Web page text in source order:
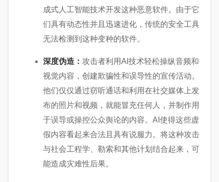
成式人工智能技术开发这种恶意软件。由于它
们具有动态性并且迅速进化，传统的安全工具
无法检测到这种变种的软件。
深度伪造： 攻击者利用AI技术轻松操纵音频和
视觉内容，创建欺骗性和误导性的宣传活动。
他们仅仅通过窃听通话和利用在社交媒体上发
布的照片和视频，就能冒充任何人，并制作用
于误导或操控公众舆论的内容。AI使得这些虚
假内容看起来合法且具有说服力。将这种攻击
与社会工程学、勒索和其他计划结合起来，可
能造成灾难性后果。